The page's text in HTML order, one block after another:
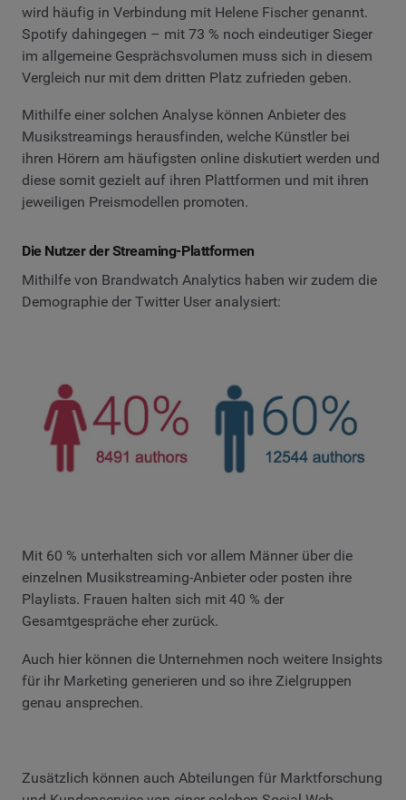
wird häufig in Verbindung mit Helene Fischer genannt.
Spotify dahingegen – mit 73 % noch eindeutiger Sieger
im allgemeine Gesprächsvolumen muss sich in diesem
Vergleich nur mit dem dritten Platz zufrieden geben.
Mithilfe einer solchen Analyse können Anbieter des
Musikstreamings herausfinden, welche Künstler bei
ihren Hörern am häufigsten online diskutiert werden und
diese somit gezielt auf ihren Plattformen und mit ihren
jeweiligen Preismodellen promoten.
Die Nutzer der Streaming-Plattformen
Mithilfe von Brandwatch Analytics haben wir zudem die
Demographie der Twitter User analysiert:
Mit 60 % unterhalten sich vor allem Männer über die
einzelnen Musikstreaming-Anbieter oder posten ihre
Playlists. Frauen halten sich mit 40 % der
Gesamtgespräche eher zurück.
Auch hier können die Unternehmen noch weitere Insights
für ihr Marketing generieren und so ihre Zielgruppen
genau ansprechen.
Zusätzlich können auch Abteilungen für Marktforschung